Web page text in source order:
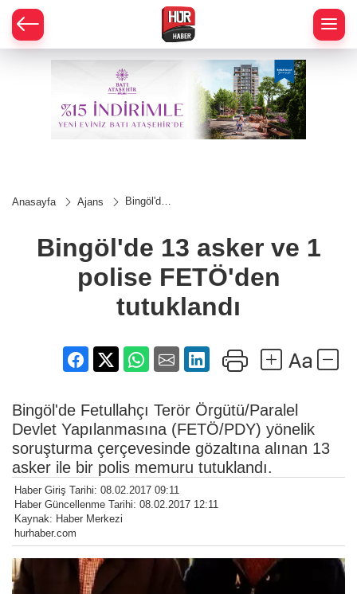
Anasayfa Ajans
Bingöl'de
polise
FETÖ'den
Bingöl'de 13 asker ve 1
polise FETÖ'den
tutuklandı
Bingöl'de Fetullahçı Terör Örgütü/Paralel
Devlet Yapılanmasına (FETÖ/PDY) yönelik
soruşturma çerçevesinde gözaltına alınan 13
asker ile bir polis memuru tutuklandı.
Haber Giriş Tarihi: 08.02.2017 09:11
Haber Güncellenme Tarihi: 08.02.2017 12:11
Kaynak: Haber Merkezi
hurhaber.com